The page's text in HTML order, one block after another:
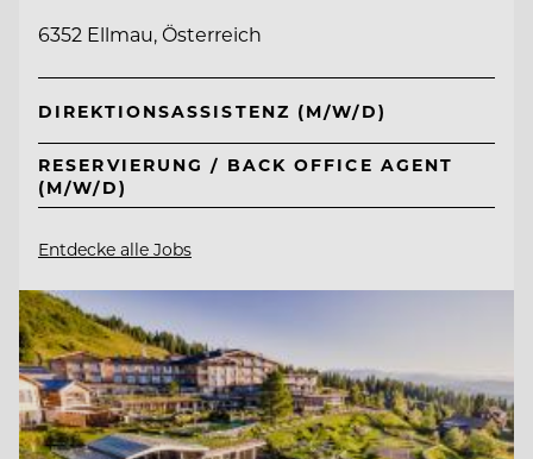
6352 Ellmau, Österreich
DIREKTIONSASSISTENZ (M/W/D)
RESERVIERUNG / BACK OFFICE AGENT
(M/W/D)
Entdecke alle Jobs